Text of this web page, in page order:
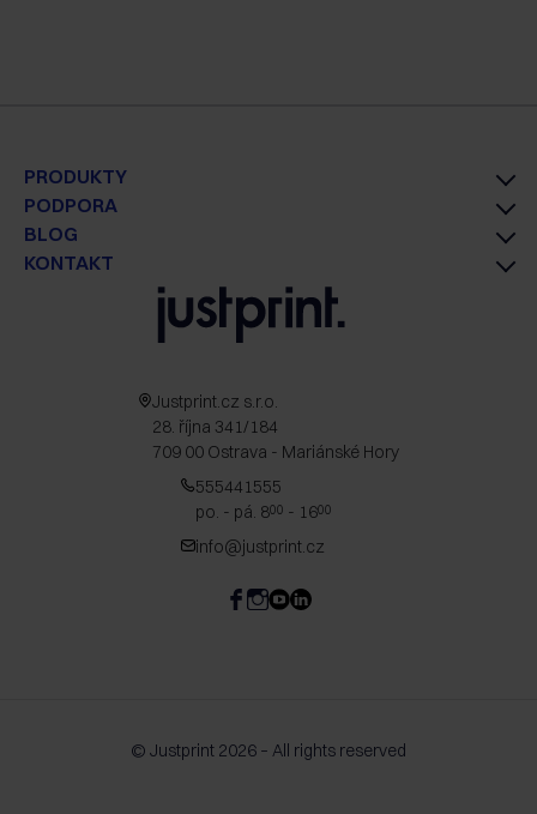
PRODUKTY
PODPORA
BLOG
KONTAKT
Justprint.cz s.r.o.
28. října 341/184
709 00 Ostrava - Mariánské Hory
555441555
po. - pá. 800 - 1600
info@justprint.cz
© Justprint 2026 – All rights reserved